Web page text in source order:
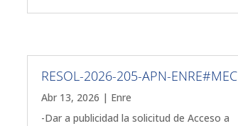
RESOL-2026-205-APN-ENRE#MEC
Abr 13, 2026 | Enre
-Dar a publicidad la solicitud de Acceso a